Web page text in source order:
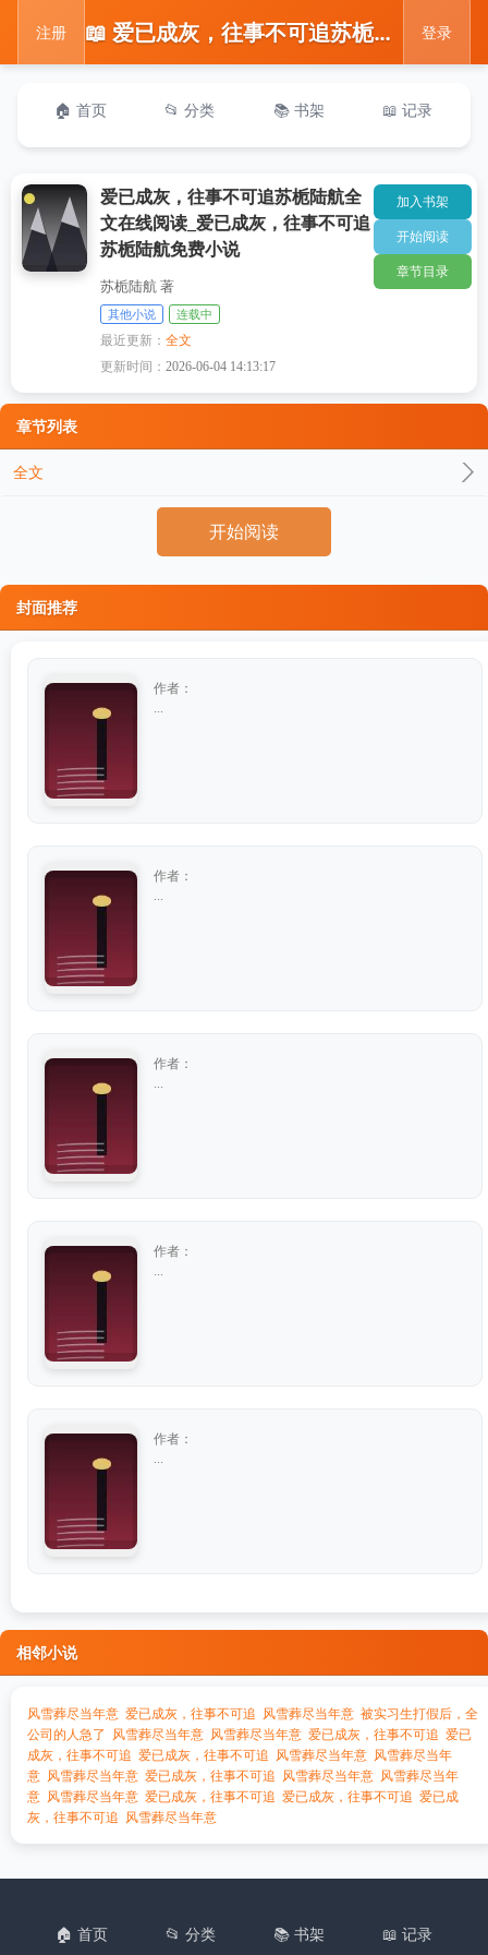
注册 📖 爱已成灰，往事不可追苏栀陆航全文在线阅读_爱已成灰，往事不可追苏栀陆航免费小说 登录
🏠 首页 📂 分类 📚 书架 📖 记录
爱已成灰，往事不可追苏栀陆航全
文在线阅读_爱已成灰，往事不可追
苏栀陆航免费小说
苏栀陆航 著
其他小说 连载中
最近更新：全文
更新时间：2026-06-04 14:13:17
加入书架
开始阅读
章节目录
章节列表
全文
开始阅读
封面推荐
作者：
作者：
作者：
作者：
作者：
相邻小说
风雪葬尽当年意 爱已成灰，往事不可追 风雪葬尽当年意 被实习生打假后，全
公司的人急了
风雪葬尽当年意 风雪葬尽当年意 爱已成灰，往事不可追 爱已
成灰，往事不可追 爱已成灰，往事不可追 风雪葬尽当年意 风雪葬尽当年
意 风雪葬尽当年意 爱已成灰，往事不可追 风雪葬尽当年意 风雪葬尽当年
意 风雪葬尽当年意 爱已成灰，往事不可追 爱已成灰，往事不可追 爱已成
灰，往事不可追 风雪葬尽当年意
🏠 首页 📂 分类 📚 书架 📖 记录